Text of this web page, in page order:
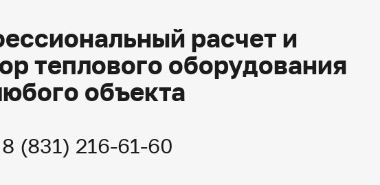
расчет и
теплового оборудования
объекта
8 (831) 216-61-60